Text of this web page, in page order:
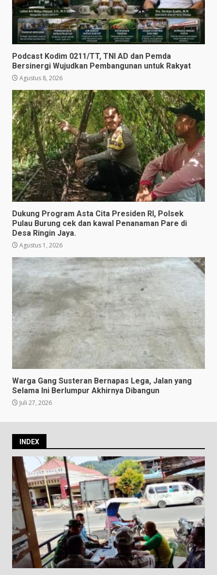
Podcast Kodim 0211/TT, TNI AD dan Pemda
Bersinergi Wujudkan Pembangunan untuk Rakyat
Agustus 8, 2026
Dukung Program Asta Cita Presiden RI, Polsek
Pulau Burung cek dan kawal Penanaman Pare di
Desa Ringin Jaya.
Agustus 1, 2026
Warga Gang Susteran Bernapas Lega, Jalan yang
Selama Ini Berlumpur Akhirnya Dibangun
Juli 27, 2026
INDEX